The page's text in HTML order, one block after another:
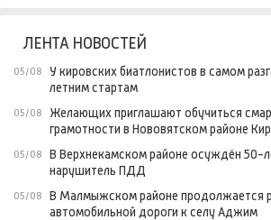
ЛЕНТА НОВОСТЕЙ
05/08
У кировских биатлонистов в самом
летним стартам
05/08
Желающих приглашают обучиться
грамотности в Нововятском районе
05/08
В Верхнекамском районе осуждён 50-
нарушитель ПДД
05/08
В Малмыжском районе продолжается
автомобильной дороги к селу Аджим